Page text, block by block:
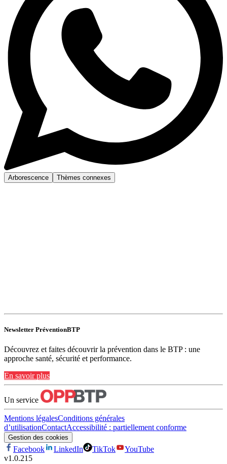
Arborescence Thèmes connexes
Newsletter PréventionBTP
Découvrez et faites découvrir la prévention dans le BTP : une
approche santé, sécurité et performance.
En savoir plus
Un service
Mentions légalesConditions générales
d’utilisationContactAccessibilité : partiellement conforme
Gestion des cookies
Facebook LinkedIn TikTok
YouTube
v1.0.215